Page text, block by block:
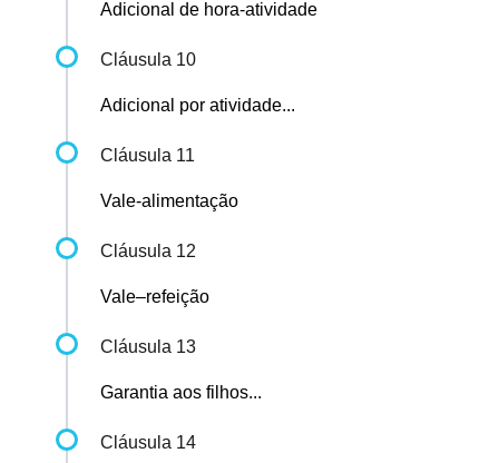
Adicional de hora-atividade
Cláusula 10
Adicional por atividade...
Cláusula 11
Vale-alimentação
Cláusula 12
Vale–refeição
Cláusula 13
Garantia aos filhos...
Cláusula 14